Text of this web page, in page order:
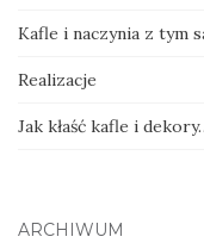
Kafle i naczynia z tym
Realizacje
Jak kłaść kafle i
ARCHIWUM